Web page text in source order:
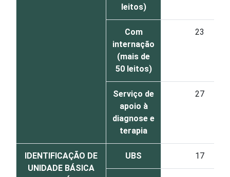
leitos)
Com
internação
(mais de
50 leitos)
23
Serviço de
apoio à
diagnose e
terapia
27
IDENTIFICAÇÃO DE
UNIDADE BÁSICA
UBS 17